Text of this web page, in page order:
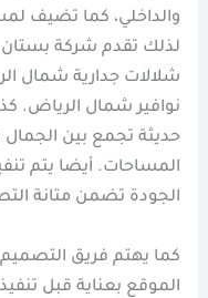
والداخلي، كما تضيف
لذلك تقدم شركة بستان
شلالات جدارية شمال
نوافير شمال الرياض.
حديثة تجمع بين
المساحات. أيضا يتم
الجودة تضمن متانة
كما يهتم فريق
الموقع بعناية قبل